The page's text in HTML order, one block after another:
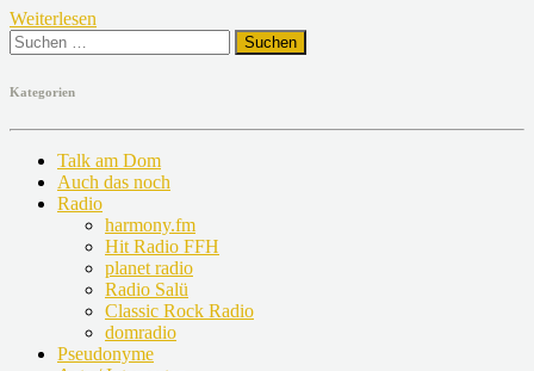
Weiterlesen
Suchen
nach:
Kategorien
Talk am Dom
Auch das noch
Radio
harmony.fm
Hit Radio FFH
planet radio
Radio Salü
Classic Rock Radio
domradio
Pseudonyme